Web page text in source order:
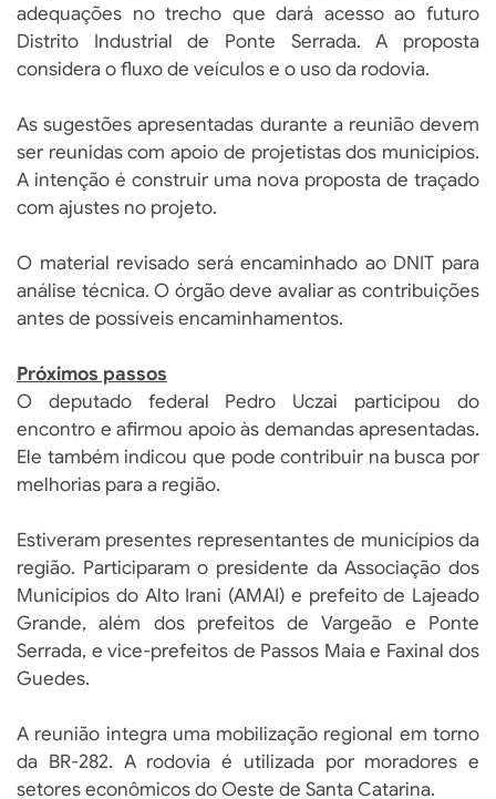
adequações no trecho que dará acesso ao futuro
Distrito Industrial de Ponte Serrada. A proposta
considera o fluxo de veículos e o uso da rodovia.
As sugestões apresentadas durante a reunião devem
ser reunidas com apoio de projetistas dos municípios.
A intenção é construir uma nova proposta de traçado
com ajustes no projeto.
O material revisado será encaminhado ao DNIT para
análise técnica. O órgão deve avaliar as contribuições
antes de possíveis encaminhamentos.
Próximos passos
O deputado federal Pedro Uczai participou do
encontro e afirmou apoio às demandas apresentadas.
Ele também indicou que pode contribuir na busca por
melhorias para a região.
Estiveram presentes representantes de municípios da
região. Participaram o presidente da Associação dos
Municípios do Alto Irani (AMAI) e prefeito de Lajeado
Grande, além dos prefeitos de Vargeão e Ponte
Serrada, e vice-prefeitos de Passos Maia e Faxinal dos
Guedes.
A reunião integra uma mobilização regional em torno
da BR-282. A rodovia é utilizada por moradores e
setores econômicos do Oeste de Santa Catarina.